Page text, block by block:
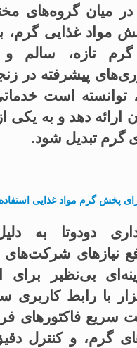
در میان گروه‌های
مواد غذایی گرم،
تازه، سالم و
پیشرفته در
توانسته است
ارائه دهد و به یکی
تبدیل شود.
پخش گرم مواد غذایی
دودوتا به
نیازهای
بی‌نظیر
با رابط کاربری
سریع فاکتورهای
گرم، و کنترل